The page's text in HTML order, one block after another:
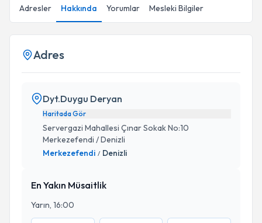
Adresler Hakkında Yorumlar Mesleki Bilgiler
Adres
Dyt.Duygu Deryan
Haritada Gör
Servergazi Mahallesi Çınar Sokak No:10
Merkezefendi / Denizli
Merkezefendi / Denizli
En Yakın Müsaitlik
Yarın, 16:00